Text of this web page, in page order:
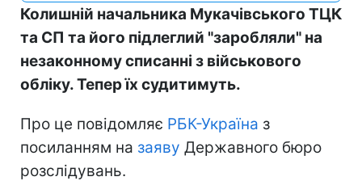
Колишній начальника Мукачівського ТЦК
та СП та його підлеглий "заробляли" на
незаконному списанні з військового
обліку. Тепер їх судитимуть.
Про це повідомляє РБК-Україна з
посиланням на заяву Державного бюро
розслідувань.